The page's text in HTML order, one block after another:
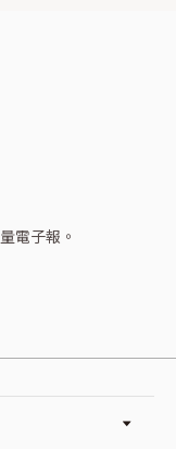
電子報。